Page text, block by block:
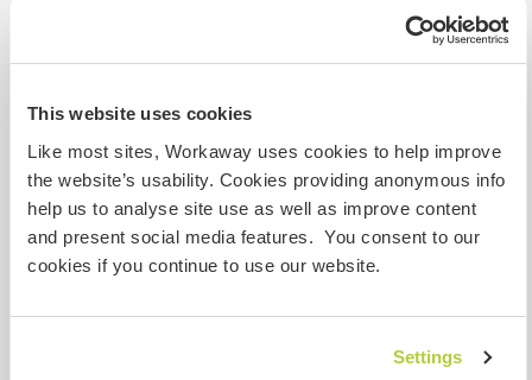
This website uses cookies
Like most sites, Workaway uses cookies to help improve
the website’s usability. Cookies providing anonymous info
help us to analyse site use as well as improve content
and present social media features. You consent to our
cookies if you continue to use our website.
Settings
du Bargeld oder Gutscheine für die Verpflegung.
Unterkunft bereitstellen. Derzeit wird ein
Gästehaus renoviert, das im Juni für Dich bereit
sein wird, und auf dem Campingplatz stehen
Wohnwagen, die wir zur Verfügung stellen.
cultural, sporting, and culinary activities. By local